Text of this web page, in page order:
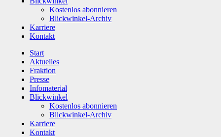
Kostenlos abonnieren
Blickwinkel-Archiv
Karriere
Kontakt
Start
Aktuelles
Fraktion
Presse
Infomaterial
Blickwinkel
Kostenlos abonnieren
Blickwinkel-Archiv
Karriere
Kontakt